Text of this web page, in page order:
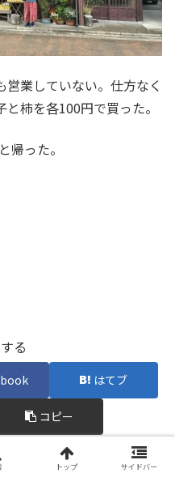
業していない。仕方なく
柿を各100円で買った。
帰った。
る
はてブ
コピー
トップ サイドバー